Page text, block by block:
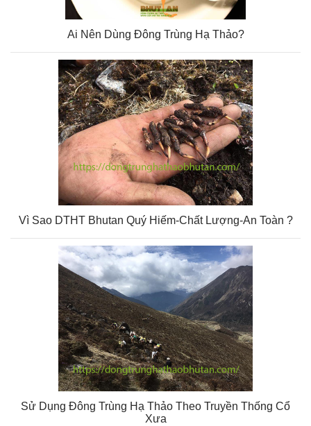
Ai Nên Dùng Đông Trùng Hạ Thảo?
Vì Sao DTHT Bhutan Quý Hiếm-Chất Lượng-An Toàn ?
Sử Dụng Đông Trùng Hạ Thảo Theo Truyền Thống Cổ
Xưa